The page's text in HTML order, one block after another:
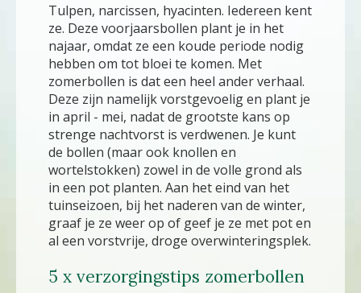
Tulpen, narcissen, hyacinten. Iedereen kent
ze. Deze voorjaarsbollen plant je in het
najaar, omdat ze een koude periode nodig
hebben om tot bloei te komen. Met
zomerbollen is dat een heel ander verhaal.
Deze zijn namelijk vorstgevoelig en plant je
in april - mei, nadat de grootste kans op
strenge nachtvorst is verdwenen. Je kunt
de bollen (maar ook knollen en
wortelstokken) zowel in de volle grond als
in een pot planten. Aan het eind van het
tuinseizoen, bij het naderen van de winter,
graaf je ze weer op of geef je ze met pot en
al een vorstvrije, droge overwinteringsplek.
5 x verzorgingstips zomerbollen